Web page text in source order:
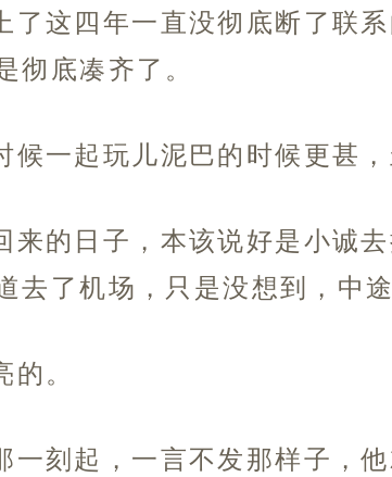
了这四年一直没彻底断了联
底凑齐了。
一起玩儿泥巴的时候更甚，
来的日子，本该说好是小诚
去了机场，只是没想到，中
。
一刻起，一言不发那样子，